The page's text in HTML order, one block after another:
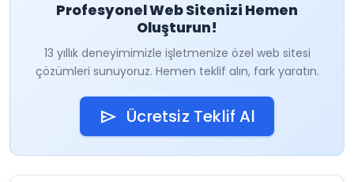
Profesyonel Web Sitenizi Hemen
Oluşturun!
13 yıllık deneyimimizle işletmenize özel web sitesi
çözümleri sunuyoruz. Hemen teklif alın, fark yaratın.
send Ücretsiz Teklif Al